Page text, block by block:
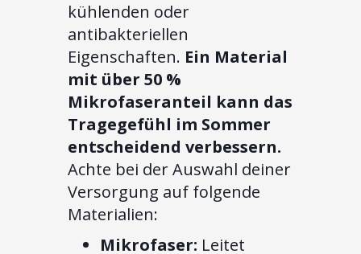
kühlenden oder
antibakteriellen
Eigenschaften. Ein Material
mit über 50 %
Mikrofaseranteil kann das
Tragegefühl im Sommer
entscheidend verbessern.
Achte bei der Auswahl deiner
Versorgung auf folgende
Materialien:
Mikrofaser: Leitet